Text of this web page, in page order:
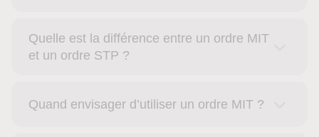
Quelle est la différence entre un ordre MIT
et un ordre STP ?
Quand envisager d’utiliser un ordre MIT ?